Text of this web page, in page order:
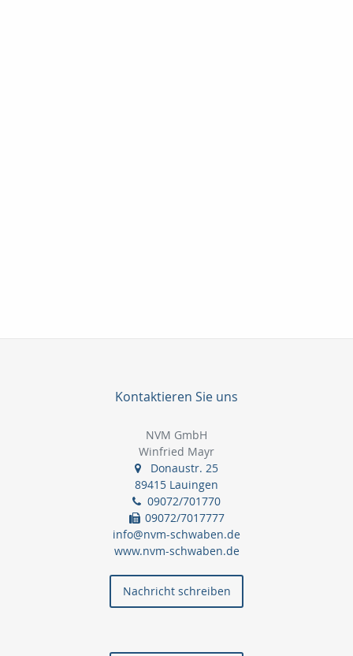
Kontaktieren Sie uns
NVM GmbH
Winfried Mayr
Donaustr. 25
89415 Lauingen
09072/701770
09072/7017777
info@nvm-schwaben.de
www.nvm-schwaben.de
Nachricht schreiben